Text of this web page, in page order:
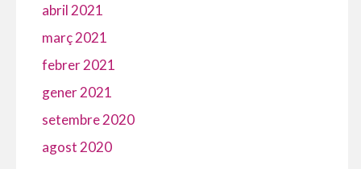
abril 2021
març 2021
febrer 2021
gener 2021
setembre 2020
agost 2020